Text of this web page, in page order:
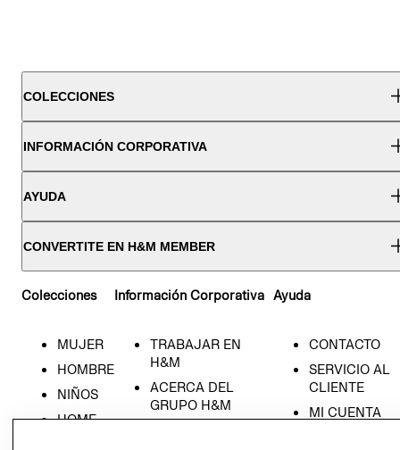
COLECCIONES
INFORMACIÓN CORPORATIVA
AYUDA
CONVERTITE EN H&M MEMBER
Colecciones
MUJER
HOMBRE
NIÑOS
HOME
Información Corporativa
TRABAJAR EN
H&M
ACERCA DEL
GRUPO H&M
Ayuda
CONTACTO
SERVICIO AL
CLIENTE
MI CUENTA